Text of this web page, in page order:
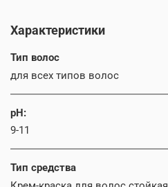
Характеристики
Тип волос
для всех типов волос
pH:
9-11
Тип средства